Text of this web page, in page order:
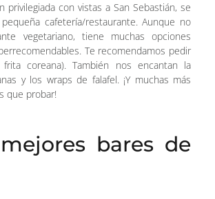
privilegiada con vistas a San Sebastián, se
cafetería/restaurante. Aunque no
vegetariano, tiene muchas opciones
Te recomendamos pedir
coreana). También nos encantan la
y los wraps de falafel. ¡Y muchas más
que probar!
bares de